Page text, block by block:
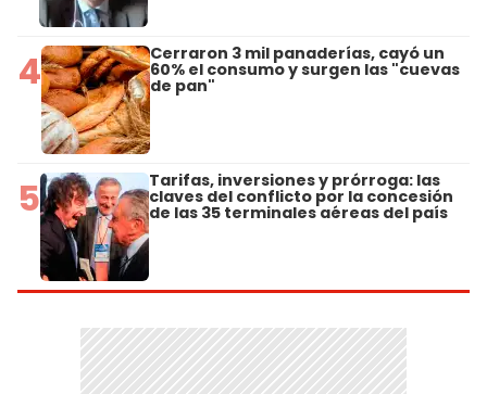
4 Cerraron 3 mil panaderías, cayó un
60% el consumo y surgen las "cuevas
de pan"
5 Tarifas, inversiones y prórroga: las
claves del conflicto por la concesión
de las 35 terminales aéreas del país